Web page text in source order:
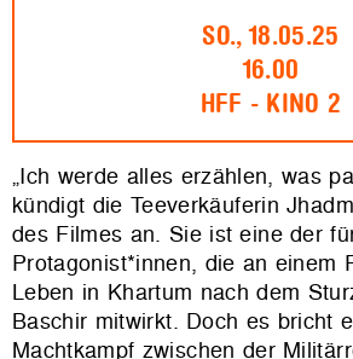
SO., 18.05.25
16.00
HFF - KINO 2
„Ich werde alles erzählen, was
kündigt die Teeverkäuferin
des Filmes an. Sie ist eine der
Protagonist*innen, die an einem
Leben in Khartum nach dem
Baschir mitwirkt. Doch es bricht
Machtkampf zwischen der